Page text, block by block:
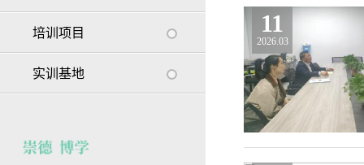
培训项目
实训基地
11
2026.03